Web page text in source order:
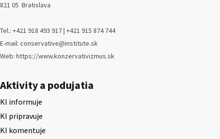
821 05 Bratislava
Tel.: +421 918 493 917 | +421 915 874 744
E-mail: conservative@institute.sk
Web: https://www.konzervativizmus.sk
Aktivity a podujatia
KI informuje
KI pripravuje
KI komentuje